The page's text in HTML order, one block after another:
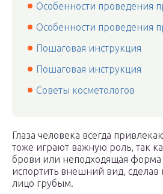
Особенности проведения
Особенности проведения
Пошаговая инструкция
Пошаговая инструкция
Советы косметологов
Глаза человека всегда
тоже играют важную роль, так
брови или неподходящая форма
испортить внешний вид, сделав
лицо грубым.